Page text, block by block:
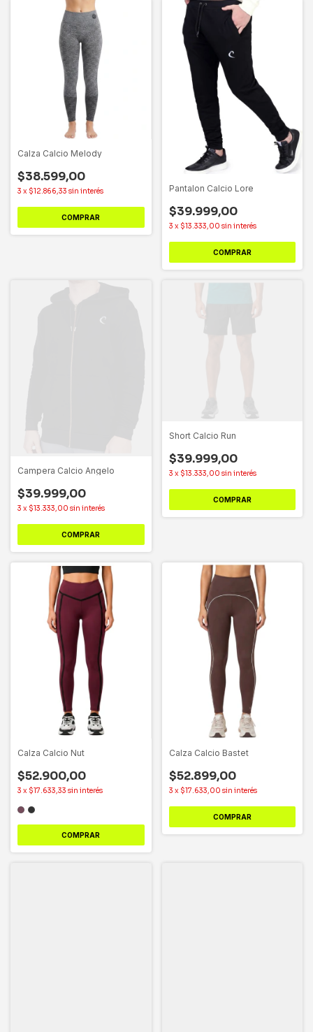
Calza Calcio Melody
$38.599,00
3 x $12.866,33 sin interés
COMPRAR
Pantalon Calcio Lore
$39.999,00
3 x $13.333,00 sin interés
COMPRAR
Campera Calcio Angelo
$39.999,00
3 x $13.333,00 sin interés
COMPRAR
Short Calcio Run
$39.999,00
3 x $13.333,00 sin interés
COMPRAR
Calza Calcio Nut
$52.900,00
3 x $17.633,33 sin interés
COMPRAR
Calza Calcio Bastet
$52.899,00
3 x $17.633,00 sin interés
COMPRAR